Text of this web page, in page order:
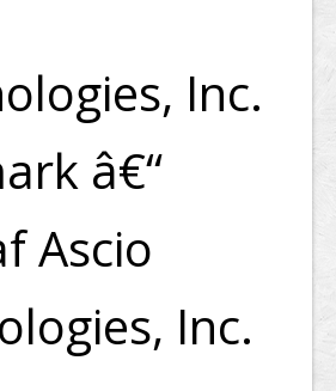
Inc.
â€“
Ascio
Inc.